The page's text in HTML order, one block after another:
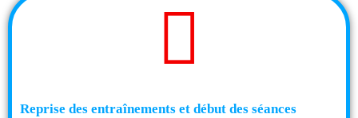
Reprise des entraînements et début des séances